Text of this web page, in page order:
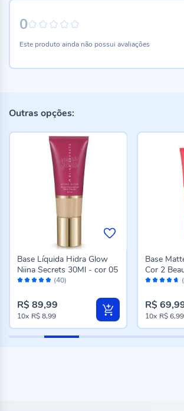
0
Este produto ainda não possui avaliações
Outras opções:
Avaliação: (40)
Base Líquida Hidra Glow
Niina Secrets 30Ml - cor 05
R$ 89,99
10x R$ 8,99
Avaliação:
Base
Cor 2
R$
10x R$ 6,99